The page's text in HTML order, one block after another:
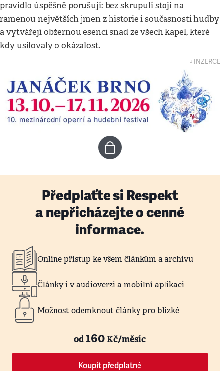
pravidlo úspěšně porušují: bez skrupulí stojí na
ramenou největších jmen z historie i současnosti hudby
a vytvářejí obžernou esenci snad ze všech kapel, které
kdy usilovaly o okázalost.
↓ INZERCE
Předplaťte si Respekt
a nepřicházejte o cenné
informace.
Online přístup ke všem článkům a archivu
Články i v audioverzi a mobilní aplikaci
Možnost odemknout články pro blízké
od160Kč/měsíc
Koupit předplatné